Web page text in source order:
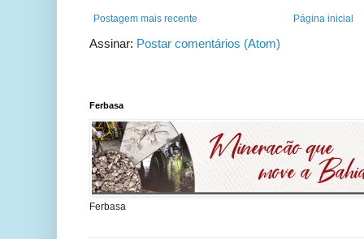
Postagem mais recente Página inicial
Assinar: Postar comentários (Atom)
Ferbasa
Ferbasa